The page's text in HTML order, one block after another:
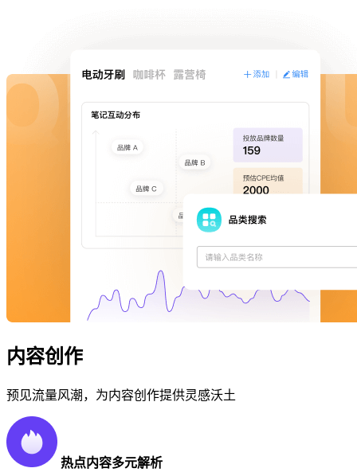
内容创作
预见流量风潮，为内容创作提供灵感沃土
热点内容多元解析